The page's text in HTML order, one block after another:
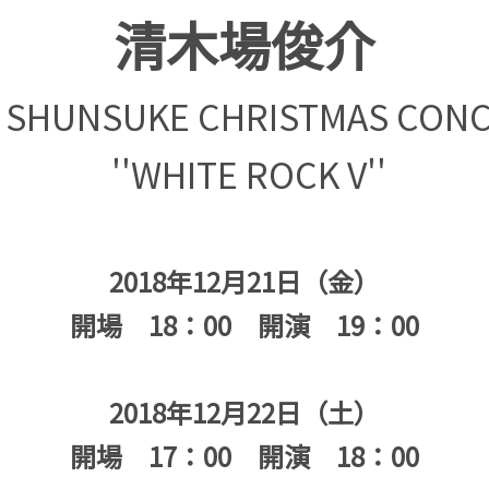
清木場俊介
CHRISTMAS
''WHITE ROCK V''
2018年12月21日（金）
開場 18：00 開演 19：00
2018年12月22日（土）
開場 17：00 開演 18：00